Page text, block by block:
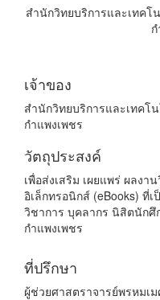
สำนักวิทยบริการและเทค
เจ้าของ
สำนักวิทยบริการและเทคโ
กำแพงเพชร
วัตถุประสงค์
เพื่อส่งเสริม เผยแพร่ ผลงา
อิเล็กทรอนิกส์ (eBooks) ที่
วิชาการ บุคลากร นิสิตนัก
กำแพงเพชร
ที่ปรึกษา
ผู้ช่วยศาสตราจารย์พรหมเ